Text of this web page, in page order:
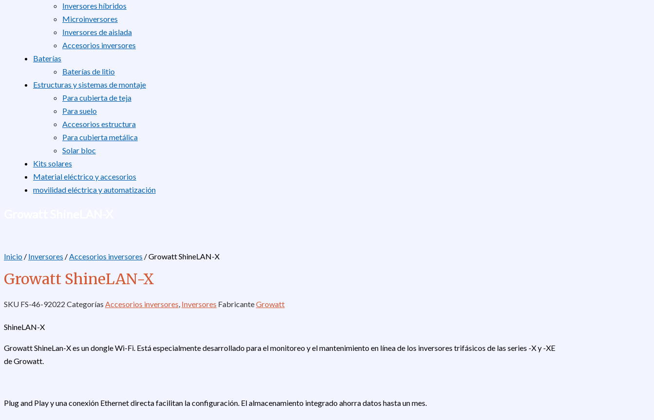
Inversores híbridos
Microinversores
Inversores de aislada
Accesorios inversores
Baterías
Baterías de litio
Estructuras y sistemas de montaje
Para cubierta de teja
Para suelo
Accesorios estructura
Para cubierta metálica
Solar bloc
Kits solares
Material eléctrico y accesorios
movilidad eléctrica y automatización
Inicio / Inversores / Accesorios inversores / Growatt ShineLAN-X
Growatt ShineLAN-X
SKU FS-46-92022 Categorías Accesorios inversores Inversores FabricanteGrowatt
ShineLAN-X
Growatt ShineLan-X es un dongle Wi-Fi. Está especialmente desarrollado para el monitoreo y el mantenimiento en línea de los inversores trifásicos de las series -X y -XE
de Growatt.
Plug and Play y una conexión Ethernet directa facilitan la configuración. El almacenamiento integrado ahorra datos hasta un mes.